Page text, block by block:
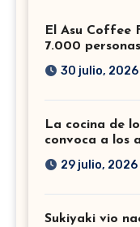
El Asu Coffee
7.000
30 julio, 2026
La cocina de
convoca a los
29 julio, 2026
Sukiyaki vio